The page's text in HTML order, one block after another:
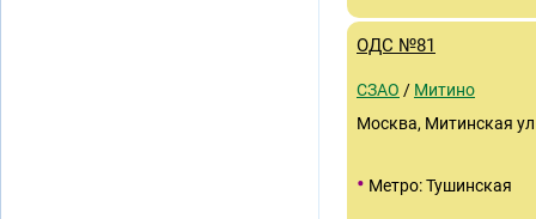
ОДС №81
СЗАО / Митино
Москва, Митинская
• Метро: Тушинская